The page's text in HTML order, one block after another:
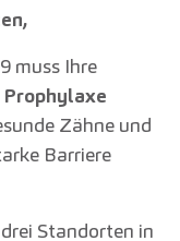
muss Ihre
Prophylaxe
Zähne und
Barriere
Standorten in